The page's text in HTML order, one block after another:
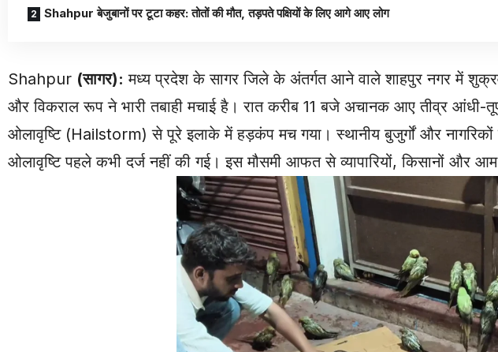
Shahpur बेजुबानों पर टूटा कहर: तोतों की मौत, तड़पते पक्षियों के लिए आगे आए लोग
Shahpur (सागर): मध्य प्रदेश के सागर जिले के अंतर्गत आने वाले शाहपुर नगर में
और विकराल रूप ने भारी तबाही मचाई है। रात करीब 11 बजे अचानक आए तीव्र आंधी-
ओलावृष्टि (Hailstorm) से पूरे इलाके में हड़कंप मच गया। स्थानीय बुजुर्गों और नागरिकों
ओलावृष्टि पहले कभी दर्ज नहीं की गई। इस मौसमी आफत से व्यापारियों, किसानों और